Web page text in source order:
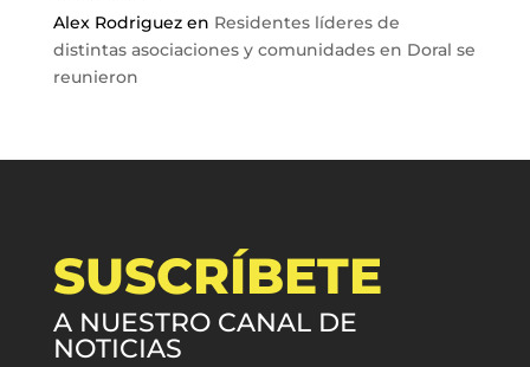
Alex Rodriguezen Residentes líderes de
distintas asociaciones y comunidades en Doral se
reunieron
SUSCRÍBETE
A NUESTRO CANAL DE
NOTICIAS